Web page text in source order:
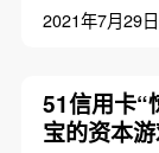
2021年7月29日
51信用卡“
宝的资本